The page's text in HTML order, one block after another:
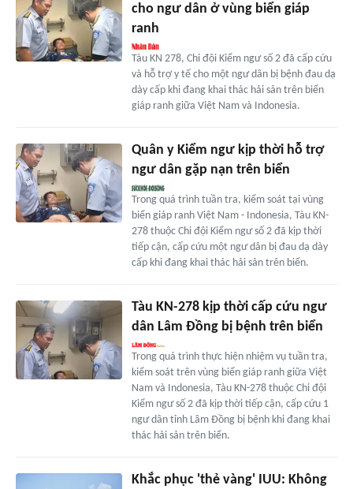
cho ngư dân ở vùng biển giáp
ranh
Tàu KN 278, Chi đội Kiểm ngư số 2 đã cấp cứu
và hỗ trợ y tế cho một ngư dân bị bệnh đau dạ
dày cấp khi đang khai thác hải sản trên biển
giáp ranh giữa Việt Nam và Indonesia.
Quân y Kiểm ngư kịp thời hỗ trợ
ngư dân gặp nạn trên biển
Trong quá trình tuần tra, kiểm soát tại vùng
biển giáp ranh Việt Nam - Indonesia, Tàu KN-
278 thuộc Chi đội Kiểm ngư số 2 đã kịp thời
tiếp cận, cấp cứu một ngư dân bị đau dạ dày
cấp khi đang khai thác hải sản trên biển.
Tàu KN-278 kịp thời cấp cứu ngư
dân Lâm Đồng bị bệnh trên biển
Trong quá trình thực hiện nhiệm vụ tuần tra,
kiểm soát trên vùng biển giáp ranh giữa Việt
Nam và Indonesia, Tàu KN-278 thuộc Chi đội
Kiểm ngư số 2 đã kịp thời tiếp cận, cấp cứu 1
ngư dân tỉnh Lâm Đồng bị bệnh khi đang khai
thác hải sản trên biển.
Khắc phục 'thẻ vàng' IUU: Không